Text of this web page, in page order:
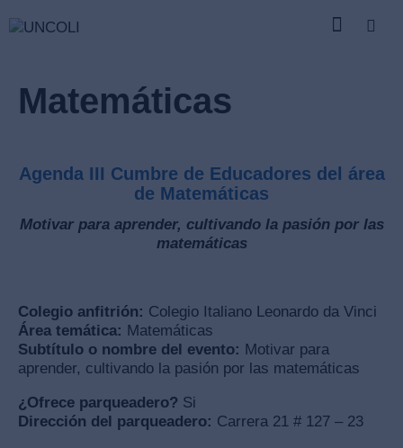
Matemáticas
Agenda III Cumbre de Educadores del área
de Matemáticas
Motivar para aprender, cultivando la pasión por las
matemáticas
Colegio anfitrión: Colegio Italiano Leonardo da Vinci
Área temática: Matemáticas
Subtítulo o nombre del evento: Motivar para
aprender, cultivando la pasión por las matemáticas
¿Ofrece parqueadero? Si
Dirección del parqueadero: Carrera 21 # 127 – 23